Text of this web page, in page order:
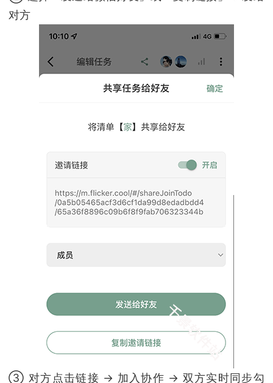
对方
③ 对方点击链接 → 加入协作 → 双方实时同步勾